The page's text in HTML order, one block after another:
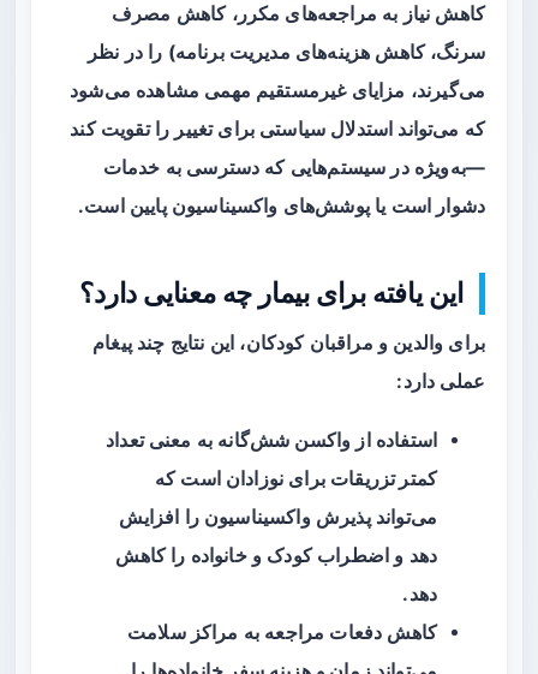
کاهش نیاز به مراجعه‌های مکرر، کاهش مصرف
سرنگ، کاهش هزینه‌های مدیریت برنامه) را در نظر
می‌گیرند، مزایای غیرمستقیم مهمی مشاهده می‌شود
که می‌تواند استدلال سیاستی برای تغییر را تقویت کند
—به‌ویژه در سیستم‌هایی که دسترسی به خدمات
دشوار است یا پوشش‌های واکسیناسیون پایین است.
این یافته برای بیمار چه معنایی دارد؟
برای والدین و مراقبان کودکان، این نتایج چند پیغام
عملی دارد:
استفاده از واکسن شش‌گانه به معنیتعداد
کمتر تزریقات برای نوزادان است که
می‌تواند پذیرش واکسیناسیون را افزایش
دهد و اضطراب کودک و خانواده را کاهش
دهد.
کاهش دفعات مراجعه به مراکز سلامت